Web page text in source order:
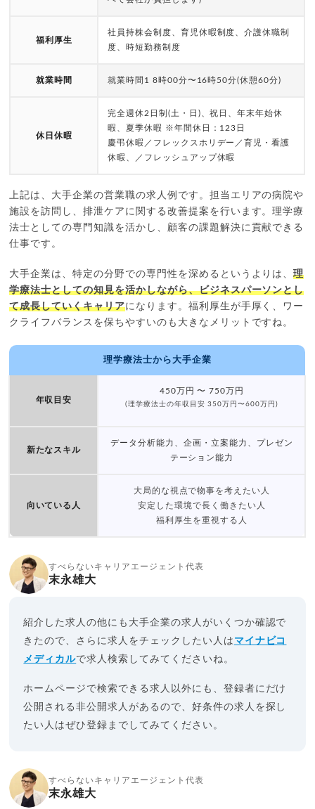
福利厚生
社員持株会制度、育児休暇制度、介護休職制
度、時短勤務制度
就業時間 就業時間1 8時00分〜16時50分(休憩60分)
休日休暇
完全週休2日制(土・日)、祝日、年末年始休
暇、夏季休暇 ※年間休日：123日
慶弔休暇／フレックスホリデー／育児・看護
休暇、／フレッシュアップ休暇
上記は、大手企業の営業職の求人例です。担当エリアの病院や
施設を訪問し、排泄ケアに関する改善提案を行います。理学療
法士としての専門知識を活かし、顧客の課題解決に貢献できる
仕事です。
大手企業は、特定の分野での専門性を深めるというよりは、理
学療法士としての知見を活かしながら、ビジネスパーソンとし
て成長していくキャリアになります。福利厚生が手厚く、ワー
クライフバランスを保ちやすいのも大きなメリットですね。
理学療法士から大手企業
年収目安
450万円 〜 750万円
(理学療法士の年収目安 350万円〜600万円)
新たなスキル
データ分析能力、企画・立案能力、プレゼン
テーション能力
向いている人
大局的な視点で物事を考えたい人
安定した環境で長く働きたい人
福利厚生を重視する人
すべらないキャリアエージェント代表
末永雄大
紹介した求人の他にも大手企業の求人がいくつか確認で
きたので、さらに求人をチェックしたい人は マイナビコ
メディカルで求人検索してみてくださいね。
ホームページで検索できる求人以外にも、登録者にだけ
公開される非公開求人があるので、好条件の求人を探し
たい人はぜひ登録までしてみてください。
すべらないキャリアエージェント代表
末永雄大